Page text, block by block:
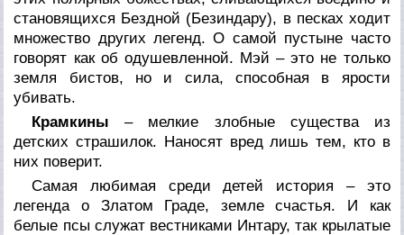
становящихся Бездной (Безиндару), в песках ходит
множество других легенд. О самой пустыне часто
говорят как об одушевленной. Мэй – это не только
земля бистов, но и сила, способная в ярости
убивать.
Крамкины – мелкие злобные существа из
детских страшилок. Наносят вред лишь тем, кто в
них поверит.
Самая любимая среди детей история – это
легенда о Златом Граде, земле счастья. И как
белые псы служат вестниками Интару, так крылатые